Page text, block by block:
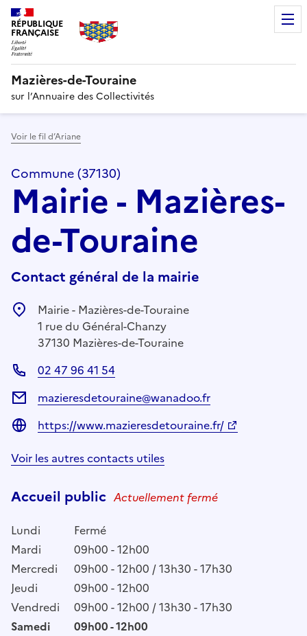
RÉPUBLIQUE
FRANÇAISE
Mazières-de-Touraine
sur l’Annuaire des Collectivités
Voir le fil d’Ariane
Commune (37130)
Mairie - Mazières-
de-Touraine
Contact général de la mairie
Mairie - Mazières-de-Touraine
1 rue du Général-Chanzy
37130 Mazières-de-Touraine
02 47 96 41 54
mazieresdetouraine@wanadoo.fr
https://www.mazieresdetouraine.fr/
Voir les autres contacts utiles
Accueil public Actuellement fermé
Lundi
Fermé
Mardi
09h00 - 12h00
Mercredi
09h00 - 12h00 / 13h30 - 17h30
Jeudi
09h00 - 12h00
Vendredi
09h00 - 12h00 / 13h30 - 17h30
Samedi
09h00 - 12h00